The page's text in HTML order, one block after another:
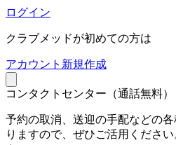
ログイン
クラブメッドが初めての方は
アカウント新規作成
コンタクトセンター（通話無料）
予約の取消、送迎の手配などの
りますので、ぜひご活用くださ